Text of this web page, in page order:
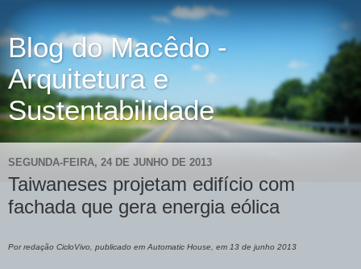
Blog do Macêdo -
Arquitetura e
Sustentabilidade
SEGUNDA-FEIRA, 24 DE JUNHO DE 2013
Taiwaneses projetam edifício com
fachada que gera energia eólica
Por redação CicloVivo, publicado em Automatic House, em 13 de junho 2013